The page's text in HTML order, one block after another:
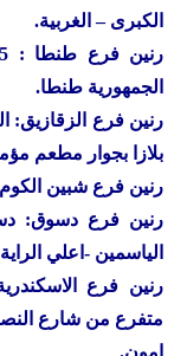
الكبرى – الغربية.
رنين
الجمهورية طنطا.
رنين فرع الزقازيق:
بلازا بجوار مطعم
رنين فرع شبين
رنين فرع دسوق:
الياسمين -اعلي
رنين
متفرع من شارع